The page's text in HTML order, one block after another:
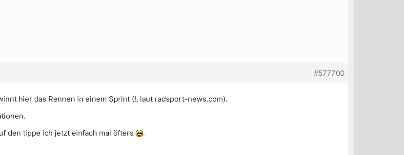
#577700
hier das Rennen in einem Sprint (!, laut radsport-news.com).
den tippe ich jetzt einfach mal öfters
.